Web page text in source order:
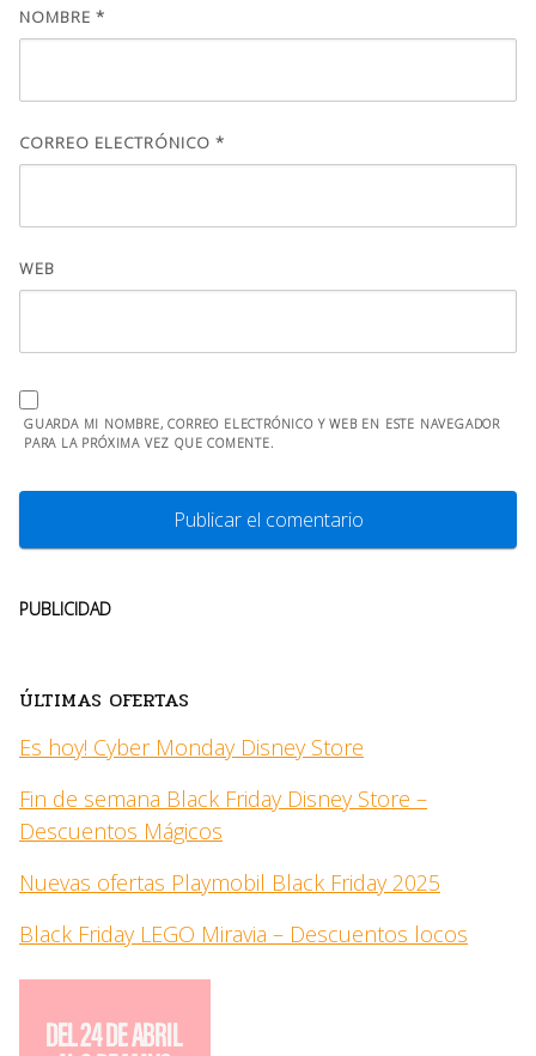
NOMBRE *
CORREO ELECTRÓNICO *
WEB
GUARDA MI NOMBRE, CORREO ELECTRÓNICO Y WEB EN ESTE NAVEGADOR
PARA LA PRÓXIMA VEZ QUE COMENTE.
PUBLICIDAD
ÚLTIMAS OFERTAS
Es hoy! Cyber Monday Disney Store
Fin de semana Black Friday Disney Store –
Descuentos Mágicos
Nuevas ofertas Playmobil Black Friday 2025
Black Friday LEGO Miravia – Descuentos locos